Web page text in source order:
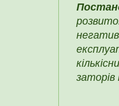
заторів